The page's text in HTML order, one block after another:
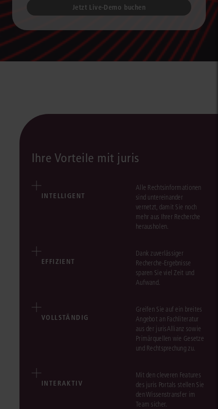
Jetzt Live-Demo buchen
Ihre Vorteile mit juris
INTELLIGENT
Alle Rechtsinformationen
sind untereinander
vernetzt, damit Sie noch
mehr aus Ihrer Recherche
herausholen.
EFFIZIENT
Dank zuverlässiger
Recherche-Ergebnisse
sparen Sie viel Zeit und
Aufwand.
VOLLSTÄNDIG
Greifen Sie auf ein breites
Angebot an Fachliteratur
aus der jurisAllianz sowie
Primärquellen wie Gesetze
und Rechtsprechung zu.
INTERAKTIV
Mit den cleveren Features
des juris Portals stellen Sie
den Wissenstransfer im
Team sicher.